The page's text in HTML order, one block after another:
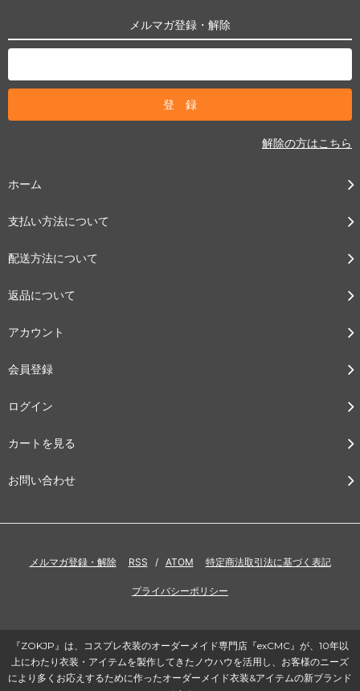
メルマガ登録・解除
解除の方はこちら
ホーム
支払い方法について
配送方法について
返品について
アカウント
会員登録
ログイン
カートを見る
お問い合わせ
メルマガ登録・解除 RSS / ATOM 特定商法取引法に基づく表記
プライバシーポリシー
『ZOKJP』は、コスプレ衣装のオーダーメイド専門店『exCMC』が、10年以
上にわたり衣装・アイテムを製作してきたノウハウを活用し、お客様のニーズ
により多くお応えするために作ったオーダーメイド衣装&アイテムの新ブランド